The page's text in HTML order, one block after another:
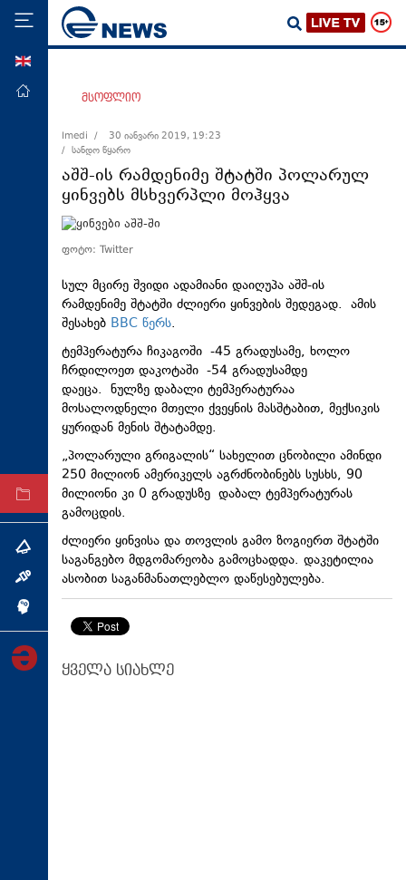
მთავარი
ეკონომიკა
მსოფლიო
თავდაცვა
რეგიონი
სპორტი
ტექნოლოგიები
ტაბლოიდი
არქივი
ინტერვიუ
მსოფლიო
Imedi /
30 იანვარი 2019, 19:23
/ სანდო წყარო
აშშ-ის რამდენიმე შტატში პოლარულ
ყინვებს მსხვერპლი მოჰყვა
ფოტო: Twitter
სულ მცირე შვიდი ადამიანი დაიღუპა აშშ-ის
რამდენიმე შტატში ძლიერი ყინვების შედეგად. ამის
შესახებ BBC წერს.
ტემპერატურა ჩიკაგოში -45 გრადუსამე, ხოლო
ჩრდილოეთ დაკოტაში -54 გრადუსამდე
დაეცა. ნულზე დაბალი ტემპერატურაა
მოსალოდნელი მთელი ქვეყნის მასშტაბით, მექსიკის
ყურიდან მენის შტატამდე.
„პოლარული გრიგალის“ სახელით ცნობილი ამინდი
250 მილიონ ამერიკელს აგრძნობინებს სუსხს, 90
მილიონი კი 0 გრადუსზე დაბალ ტემპერატურას
გამოცდის.
ძლიერი ყინვისა და თოვლის გამო ზოგიერთ შტატში
საგანგებო მდგომარეობა გამოცხადდა. დაკეტილია
ასობით საგანმანათლებლო დაწესებულება.
ყველა სიახლე